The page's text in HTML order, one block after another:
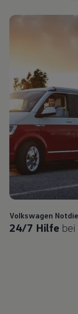
Volkswagen
24/7 Hilfe